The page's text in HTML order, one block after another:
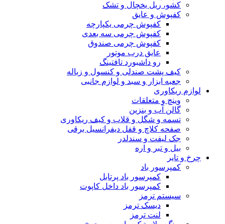
کشو، ریل یخچال و تشک
کفپوش و عایق
کفپوش چرمی یکپارچه
کفپوش چرمی سه بعدی
کفپوش چرمی صندوق
عایق درب موتور
رو داشبورد تافتینگ
کیف پشت صندلی و کنسول و زباله
جعبه ابزار و سبد و لوازم جانبی
لوازم ریکاوری
وینچ و متعلقات
گالن آب و بنزین
تسمه و شگل و قلاب و کیف ریکاوری
صفحه کلاچ و قفل دیفرانسیل برقی
جک لیفت و سندلدر
بیل و تبر و اره
چرخ و تایر
کمپرسور باد
کمپرسور باد پرتابل
کمپرسور باد داخل کاپوت
سیستم ترمز
دیسک ترمز
لنت ترمز